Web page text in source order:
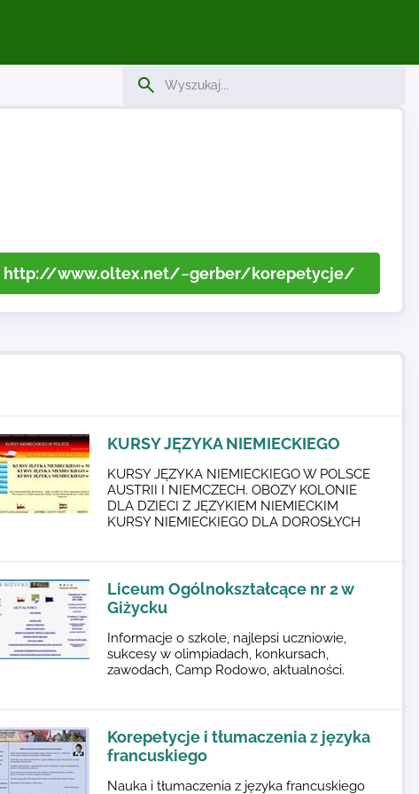
http://www.oltex.net/~gerber/korepetycje/
KURSY JĘZYKA NIEMIECKIEGO
KURSY JĘZYKA NIEMIECKIEGO W POLSCE
AUSTRII I NIEMCZECH. OBOZY KOLONIE
DLA DZIECI Z JĘZYKIEM NIEMIECKIM
KURSY NIEMIECKIEGO DLA DOROSŁYCH
Liceum Ogólnokształcące nr 2 w
Giżycku
Informacje o szkole, najlepsi uczniowie,
sukcesy w olimpiadach, konkursach,
zawodach, Camp Rodowo, aktualności.
Korepetycje i tłumaczenia z języka
francuskiego
Nauka i tłumaczenia z języka francuskiego